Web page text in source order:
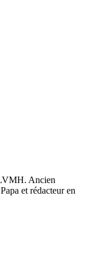
Ancien
et rédacteur en